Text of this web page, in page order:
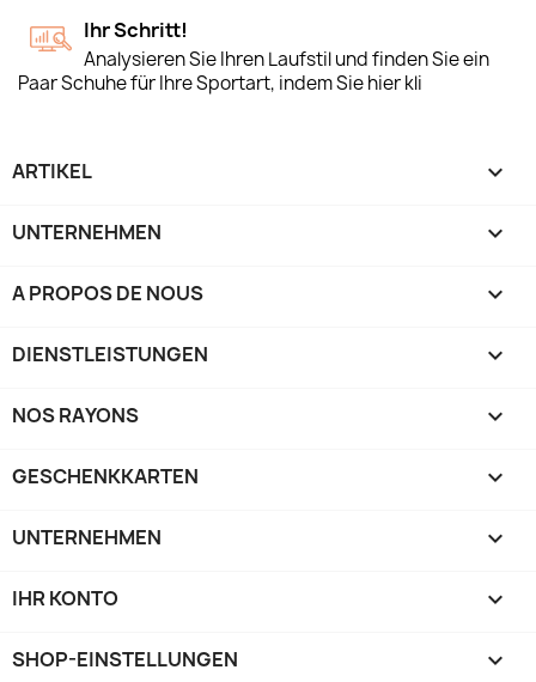
Ihr Schritt!
Analysieren Sie Ihren Laufstil und finden Sie ein
Paar Schuhe für Ihre Sportart, indem Sie hier kli
ARTIKEL 
UNTERNEHMEN 
A PROPOS DE NOUS 
DIENSTLEISTUNGEN 
NOS RAYONS 
GESCHENKKARTEN 
UNTERNEHMEN 
IHR KONTO 
SHOP-EINSTELLUNGEN keyboard_arrow_down